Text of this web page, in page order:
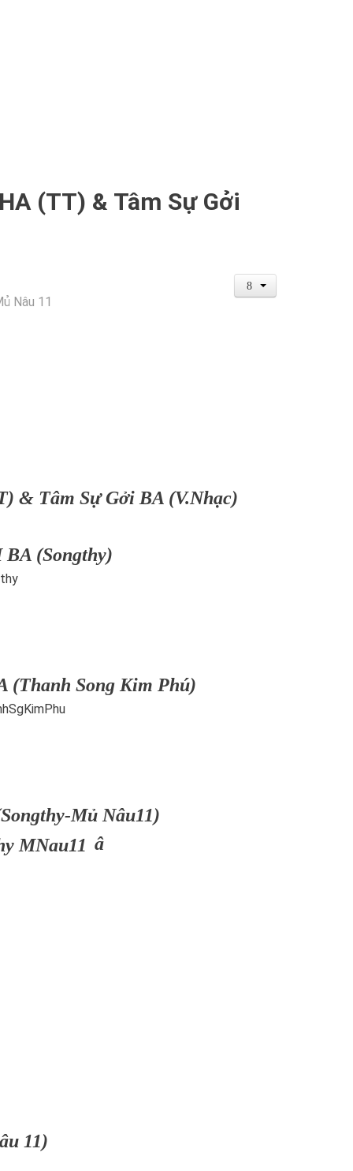
(TT) & Tâm Sự Gởi
Nâu 11
& Tâm Sự Gởi BA (V.Nhạc)
(Songthy)
(Thanh Song Kim Phú)
Mủ Nâu11)
â
11)